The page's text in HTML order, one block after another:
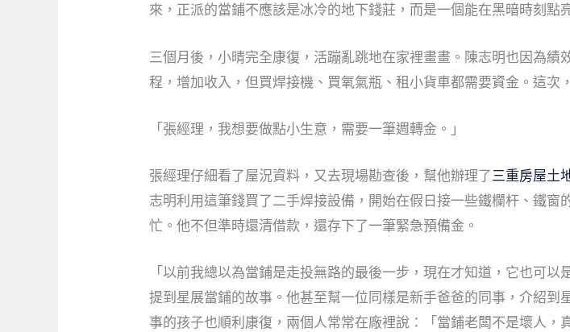
來，正派的當鋪不應該是冰冷的地下錢莊，而是一個能在黑暗時刻點
三個月後，小晴完全康復，活蹦亂跳地在家裡畫畫。陳志明也因為
程，增加收入，但買焊接機、買氧氣瓶、租小貨車都需要資金。這次
「張經理，我想要做點小生意，需要一筆週轉金。」
張經理仔細看了屋況資料，又去現場勘查後，幫他辦理了三重房屋土
志明利用這筆錢買了二手焊接設備，開始在假日接一些鐵欄杆、鐵
忙。他不但準時還清借款，還存下了一筆緊急預備金。
「以前我總以為當鋪是走投無路的最後一步，現在才知道，它也可
提到星展當鋪的故事。他甚至幫一位同樣是新手爸爸的同事，介紹到
事的孩子也順利康復，兩個人常常在廠裡說：「當鋪老闆不是壞人，